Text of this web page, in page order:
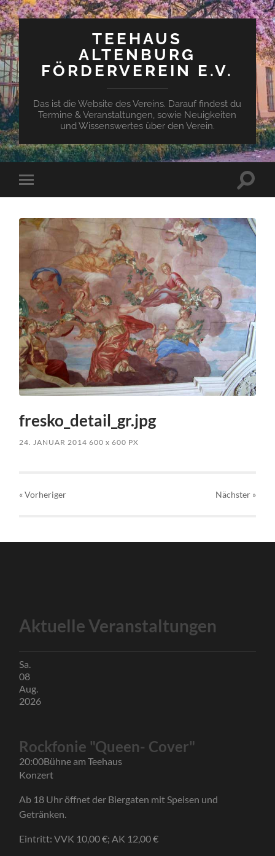
TEEHAUS
ALTENBURG
FÖRDERVEREIN E.V.
Das ist die Website des Vereins. Darauf findest du
Termine & Veranstaltungen, sowie Neuigkeiten
und Wissenswertes über den Verein.
Mobile-
Menü
fresko_detail_gr.jpg
24. JANUAR 2014 600x 600 PX
« Vorheriger Nächster »
Aktuelle Veranstaltungen
Sa.
08
Aug.
2026
Rockfonie "Queen- Cover"
20:00Bühne am Teehaus
Konzert
Ab 18 Uhr öffnet der Biergaten mit Speisen und
Getränken.
Eintritt: VVK 10,00 €; AK 12,00 €